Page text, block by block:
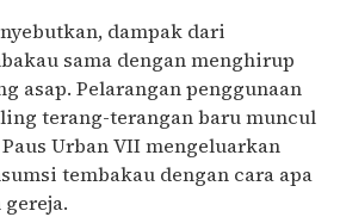
dampak dari
sama dengan menghirup
asap. Pelarangan penggunaan
terang-terangan baru muncul
Paus Urban VII mengeluarkan
tembakau dengan cara apa